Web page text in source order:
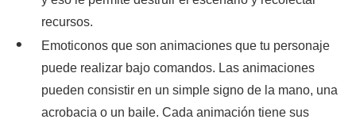
recursos.
Emoticonos que son animaciones que tu personaje
puede realizar bajo comandos. Las animaciones
pueden consistir en un simple signo de la mano, una
acrobacia o un baile. Cada animación tiene sus